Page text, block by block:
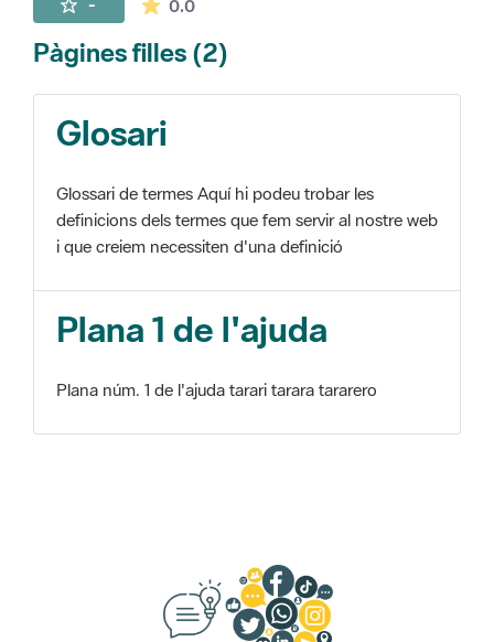
- 0.0
Pàgines filles (2)
Glosari
Glossari de termes Aquí hi podeu trobar les
definicions dels termes que fem servir al nostre web
i que creiem necessiten d'una definició
Plana 1 de l'ajuda
Plana núm. 1 de l'ajuda tarari tarara tararero